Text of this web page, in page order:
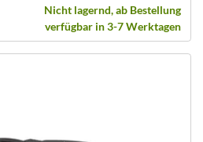
Nicht lagernd, ab Bestellung
verfügbar in 3-7 Werktagen